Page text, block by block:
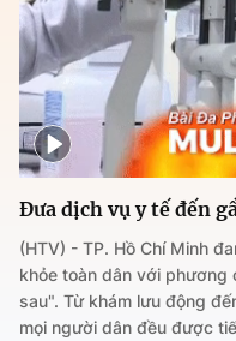
Đưa dịch vụ y tế đến
(HTV) - TP. Hồ Chí Minh
khỏe toàn dân với phương
sau". Từ khám lưu động
mọi người dân đều được